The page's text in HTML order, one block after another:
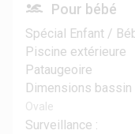
Pour bébé
Spécial Enfant /
Piscine extérieure
Pataugeoire
Dimensions bassin
Ovale
Surveillance :